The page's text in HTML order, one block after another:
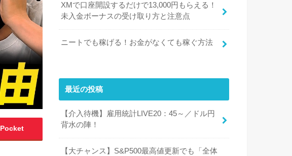
Pocket
XMで口座開設するだけで13,000円もらえる！
未入金ボーナスの受け取り方と注意点
ニートでも稼げる！お金がなくても稼ぐ方法
最近の投稿
【介入待機】雇用統計LIVE20：45～／ドル円
背水の陣！
【大チャンス】S&P500最高値更新でも「全体